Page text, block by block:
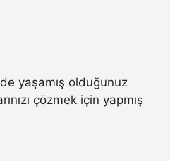
yaşamış olduğunuz
çözmek için yapmış